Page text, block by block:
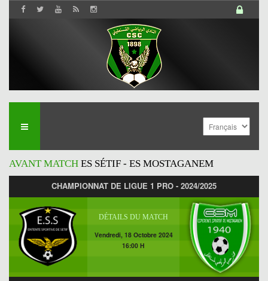
AVANT MATCH ES SÉTIF - ES MOSTAGANEM
CHAMPIONNAT DE LIGUE 1 PRO - 2024/2025
DÉTAILS DU MATCH
Vendredi, 18 Octobre 2024
16:00 H